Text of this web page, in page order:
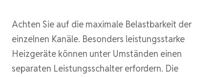
Achten Sie auf die maximale Belastbarkeit der
einzelnen Kanäle. Besonders leistungsstarke
Heizgeräte können unter Umständen einen
separaten Leistungsschalter erfordern. Die